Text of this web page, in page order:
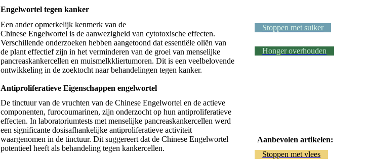
Engelwortel tegen kanker
Een ander opmerkelijk kenmerk van de
Chinese Engelwortel is de aanwezigheid van cytotoxische effecten.
Verschillende onderzoeken hebben aangetoond dat essentiële oliën van
de plant effectief zijn in het verminderen van de groei van menselijke
pancreaskankercellen en muismelkkliertumoren. Dit is een veelbelovende
ontwikkeling in de zoektocht naar behandelingen tegen kanker.
Antiproliferatieve Eigenschappen engelwortel
De tinctuur van de vruchten van de Chinese Engelwortel en de actieve
componenten, furocoumarinen, zijn onderzocht op hun antiproliferatieve
effecten. In laboratoriumtests met menselijke pancreaskankercellen werd
een significante dosisafhankelijke antiproliferatieve activiteit
waargenomen in de tinctuur. Dit suggereert dat de Chinese Engelwortel
potentieel heeft als behandeling tegen kankercellen.
Stoppen met suiker
Honger overhouden
Aanbevolen artikelen:
Stoppen met vlees